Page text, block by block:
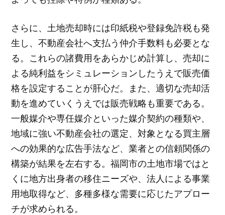
さらに、土地売却時には印紙税や登録免許税も発
生し、不動産会社へ支払う仲介手数料も必要とな
る。これらの諸費用をあらかじめ計算し、売却に
よる純利益をシミュレーションしたうえで販売価
格を設定することが肝心だ。また、適切な売却活
動を進めていくうえでは販売戦略も重要である。
一般媒介や専任媒介といった媒介契約の種類や、
地域に強い不動産会社の選定、対象となる買主層
への効果的な広告手法など、業者との信頼関係の
構築が結果を左右する。福岡市の土地市場ではと
くに地方出身者の移住ニーズや、法人による事業
用地取得など、多種多様な需要に応じたアプロー
チが求められる。